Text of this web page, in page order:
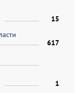
15
617
1